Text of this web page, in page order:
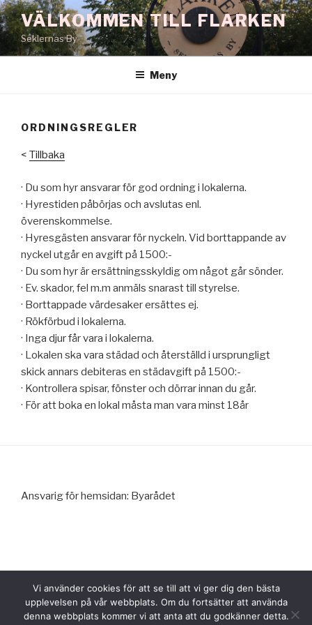
Hoppa
till
innehåll
VÄLKOMMEN TILL FLARKEN
Seklernas By
Meny
ORDNINGSREGLER
< Tillbaka
· Du som hyr ansvarar för god ordning i lokalerna.
· Hyrestiden påbörjas och avslutas enl.
överenskommelse.
· Hyresgästen ansvarar för nyckeln. Vid borttappande av
nyckel utgår en avgift på 1500:-
· Du som hyr är ersättningsskyldig om något går sönder.
· Ev. skador, fel m.m anmäls snarast till styrelse.
· Borttappade värdesaker ersättes ej.
· Rökförbud i lokalerna.
· Inga djur får vara i lokalerna.
· Lokalen ska vara städad och återställd i ursprungligt
skick annars debiteras en städavgift på 1500:-
· Kontrollera spisar, fönster och dörrar innan du går.
· För att boka en lokal måsta man vara minst 18år
Ansvarig för hemsidan: Byarådet
Vi använder cookies för att se till att vi ger dig den bästa
upplevelsen på vår webbplats. Om du fortsätter att använda
denna webbplats kommer vi att anta att du godkänner detta.